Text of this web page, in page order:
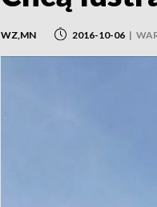
WZ,MN 2016-10-06 |